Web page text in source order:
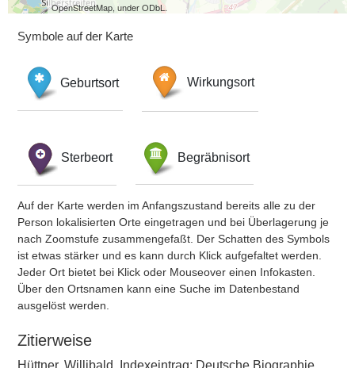
OpenStreetMap, under ODbL.
Symbole auf der Karte
Geburtsort Wirkungsort
Sterbeort Begräbnisort
Auf der Karte werden im Anfangszustand bereits alle zu der
Person lokalisierten Orte eingetragen und bei Überlagerung je
nach Zoomstufe zusammengefaßt. Der Schatten des Symbols
ist etwas stärker und es kann durch Klick aufgefaltet werden.
Jeder Ort bietet bei Klick oder Mouseover einen Infokasten.
Über den Ortsnamen kann eine Suche im Datenbestand
ausgelöst werden.
Zitierweise
Hüttner, Willibald, Indexeintrag: Deutsche Biographie,